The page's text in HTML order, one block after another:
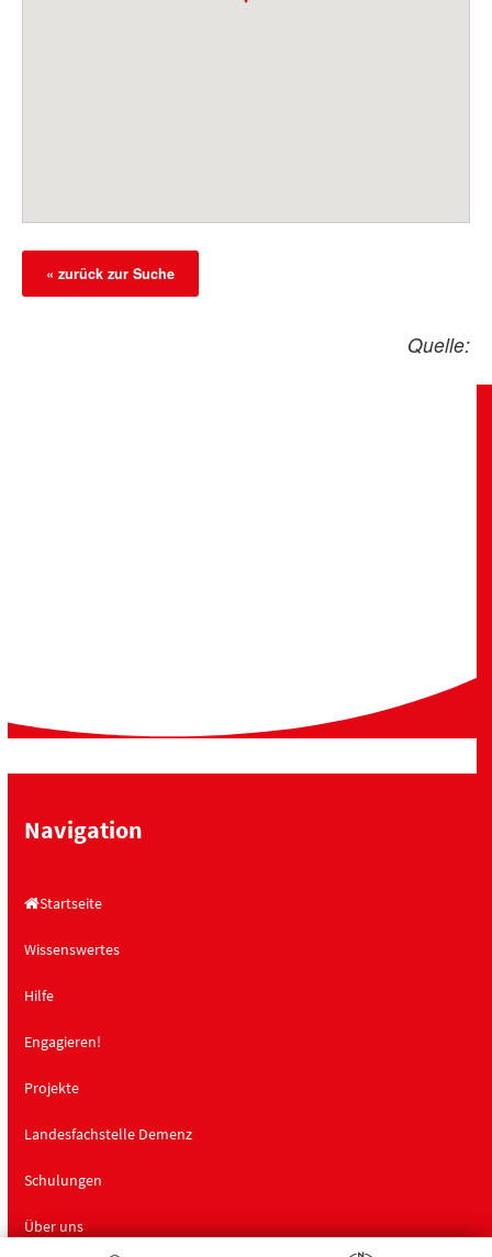
« zurück zur Suche
Quelle:
Navigation
Startseite
Wissenswertes
Hilfe
Engagieren!
Projekte
Landesfachstelle Demenz
Schulungen
Über uns